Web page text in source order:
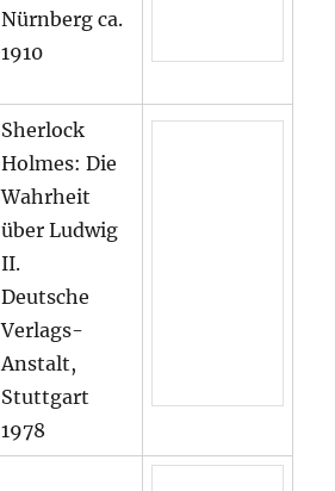
Nürnberg ca.
1910
Sherlock
Holmes: Die
Wahrheit
über Ludwig
II.
Deutsche
Verlags-
Anstalt,
Stuttgart
1978